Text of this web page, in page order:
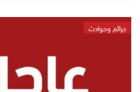
جرائم وحوادث